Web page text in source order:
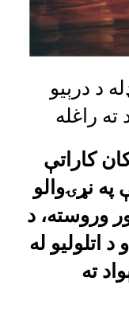
د درېیو
ته راغله
کاراتې
نړۍوالو
وروسته، د
د اتلولیو له
ته